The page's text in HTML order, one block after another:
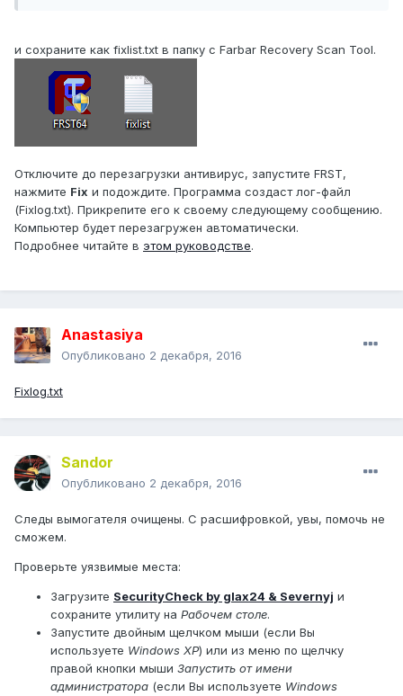
и сохраните как fixlist.txt в папку с Farbar Recovery Scan Tool.
Отключите до перезагрузки антивирус, запустите FRST,
нажмите Fix и подождите. Программа создаст лог-файл
(Fixlog.txt). Прикрепите его к своему следующему сообщению.
Компьютер будет перезагружен автоматически.
Подробнее читайте в этом руководстве.
Anastasiya
Опубликовано 2 декабря, 2016
Fixlog.txt
Sandor
Опубликовано 2 декабря, 2016
Следы вымогателя очищены. С расшифровкой, увы, помочь не
сможем.
Проверьте уязвимые места:
Загрузите SecurityCheck by glax24 & Severnyj и
сохраните утилиту на Рабочем столе.
Запустите двойным щелчком мыши (если Вы
используете Windows XP) или из меню по щелчку
правой кнопки мыши Запустить от имени
администратора (если Вы используете Windows